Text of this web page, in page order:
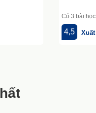
Có 3 bài học
4,5